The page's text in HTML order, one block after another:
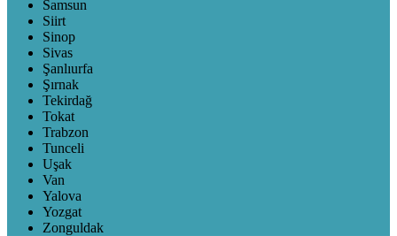
Samsun
Siirt
Sinop
Sivas
Şanlıurfa
Şırnak
Tekirdağ
Tokat
Trabzon
Tunceli
Uşak
Van
Yalova
Yozgat
Zonguldak